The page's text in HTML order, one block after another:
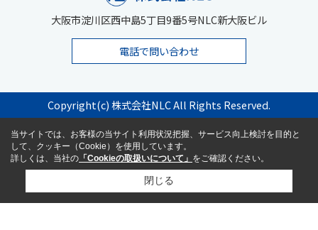
大阪市淀川区西中島5丁目9番5号NLC新大阪ビル
電話で問い合わせ
Copyright(c) 株式会社NLC All Rights Reserved.
当サイトでは、お客様の当サイト利用状況把握、サービス向上検討を目的と
して、クッキー（Cookie）を使用しています。
詳しくは、当社の 「Cookieの取扱いについて」 をご確認ください。
閉じる